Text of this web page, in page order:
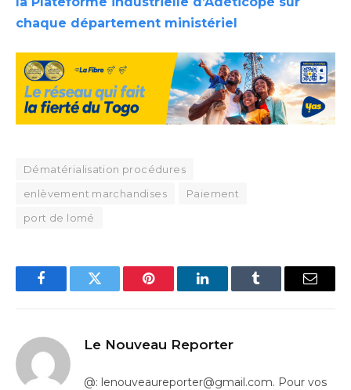
chaque département ministériel
Dématérialisation procédures
enlèvement marchandises
Paiement
port de lomé
FacebookTwitter Pinterest LinkedInTumblr Email
Le Nouveau Reporter
@: lenouveaureporter@gmail.com. Pour vos